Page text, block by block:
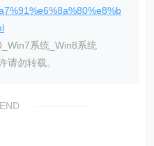
系统_Win8系统
请勿转载。